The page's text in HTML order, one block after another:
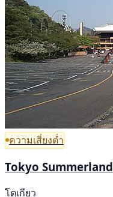
ความเสี่ยงต่ำ
Tokyo Summerland
โตเกียว